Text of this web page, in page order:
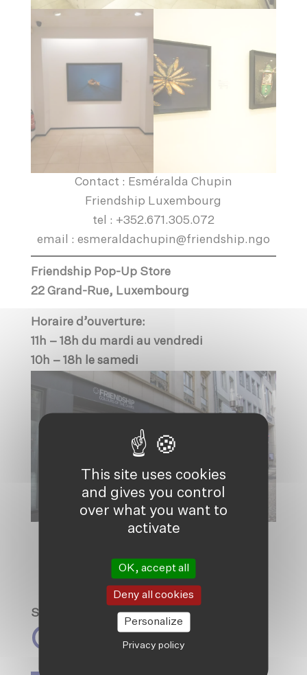
Contact : Esméralda Chupin
Friendship Luxembourg
tel : +352.671.305.072
email : esmeraldachupin@friendship.ngo
Friendship Pop-Up Store
22 Grand-Rue, Luxembourg
Horaire d’ouverture:
11h – 18h du mardi au vendredi
10h – 18h le samedi
Spread the love
This site uses cookies
and gives you control
over what you want to
activate
OK, accept all
Deny all cookies
Personalize
Privacy policy